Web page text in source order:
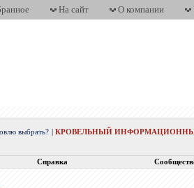
На сайт О компании
выбрать? |КРОВЕЛЬНЫЙ
Справка